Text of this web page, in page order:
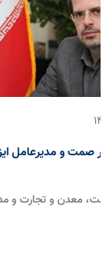
سرپرست
با حکم
و مدیرعامل
(ایزیپو)،